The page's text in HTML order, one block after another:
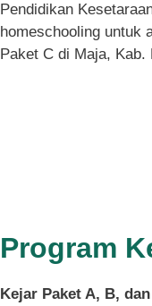
Pendidikan
homeschooling untuk
Paket C di Maja,
Program
Kejar Paket A, B,